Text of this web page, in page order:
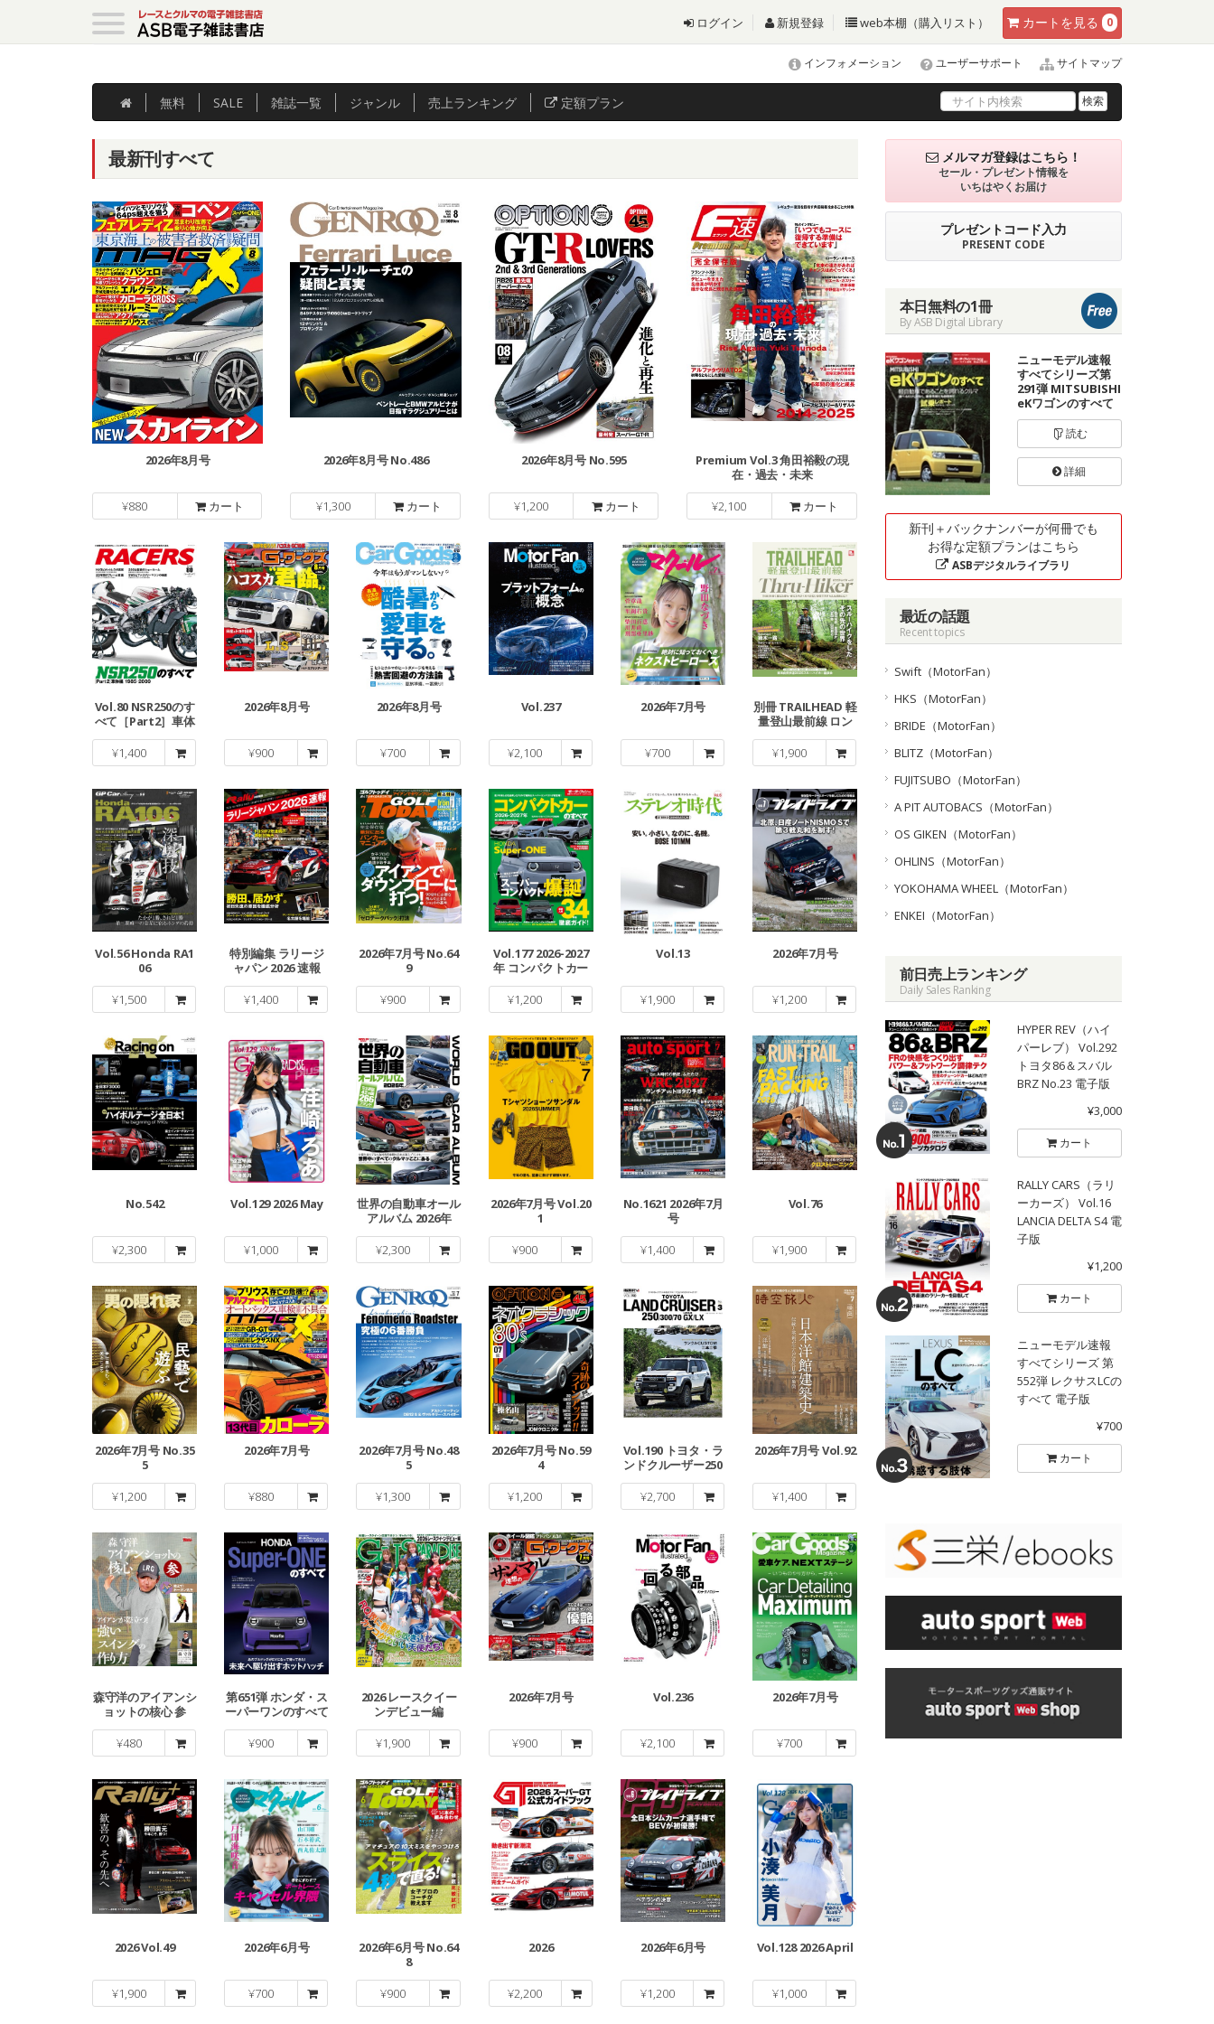
カート を見る 0
ログイン 新規登録 web本棚（購入リスト）
インフォメーション ユーザーサポート サイトマップ
無料 SALE 雑誌一覧 ジャンル 売上ランキング 定額プラン 検索
最新刊すべて
2026年8月号
¥880 カート
2026年8月号 No.486
¥1,300 カート
2026年8月号 No.595
¥1,200 カート
Premium Vol.3 角田裕毅の現
在・過去・未来
¥2,100 カート
Vol.80 NSR250のす
べて［Part2］車体
編
¥1,400
2026年8月号
¥900
2026年8月号
¥700
Vol.237
¥2,100
2026年7月号
¥700
別冊 TRAILHEAD 軽
量登山最前線 ロン
グトレイル Vol.8
¥1,900
Vol.56 Honda RA1
06
¥1,500
特別編集 ラリージ
ャパン 2026 速報
¥1,400
2026年7月号 No.64
9
¥900
Vol.177 2026-2027
年 コンパクトカー
のすべて
¥1,200
Vol.13
¥1,900
2026年7月号
¥1,200
No.542
¥2,300
Vol.129 2026 May
¥1,000
世界の自動車オール
アルバム 2026年
¥2,300
2026年7月号 Vol.20
1
¥900
No.1621 2026年7月
号
¥1,400
Vol.76
¥1,900
2026年7月号 No.35
5
¥1,200
2026年7月号
¥880
2026年7月号 No.48
5
¥1,300
2026年7月号 No.59
4
¥1,200
Vol.190 トヨタ・ラ
ンドクルーザー250
No.3
¥2,700
2026年7月号 Vol.92
¥1,400
森守洋のアイアンシ
ョットの核心 参
¥480
第651弾 ホンダ・ス
ーパーワンのすべて
¥900
2026 レースクイー
ンデビュー編
¥1,900
2026年7月号
¥900
Vol.236
¥2,100
2026年7月号
¥700
2026 Vol.49
¥1,900
2026年6月号
¥700
2026年6月号 No.64
8
¥900
2026
¥2,200
2026年6月号
¥1,200
Vol.128 2026 April
¥1,000
メルマガ登録はこちら！
セール・プレゼント情報を
いちはやくお届け
プレゼントコード入力
PRESENT CODE
本日無料の1冊
By ASB Digital Library
ニューモデル速報
すべてシリーズ第
291弾 MITSUBISHI
eKワゴンのすべて
読む
詳細
新刊＋バックナンバーが何冊でも
お得な定額プランはこちら
ASBデジタルライブラリ
最近の話題
Recent topics
Swift（MotorFan）
HKS（MotorFan）
BRIDE（MotorFan）
BLITZ（MotorFan）
FUJITSUBO（MotorFan）
A PIT AUTOBACS（MotorFan）
OS GIKEN（MotorFan）
OHLINS（MotorFan）
YOKOHAMA WHEEL（MotorFan）
ENKEI（MotorFan）
前日売上ランキング
Daily Sales Ranking
HYPER REV（ハイ
パーレブ） Vol.292
トヨタ86＆スバル
BRZ No.23 電子版
¥3,000
カート
RALLY CARS（ラリ
ーカーズ） Vol.16
LANCIA DELTA S4 電
子版
¥1,200
カート
ニューモデル速報
すべてシリーズ 第
552弾 レクサスLCの
すべて 電子版
¥700
カート